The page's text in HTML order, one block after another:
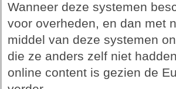
Wanneer deze systemen
voor overheden, en dan met
middel van deze systemen
die ze anders zelf niet
online content is gezien de